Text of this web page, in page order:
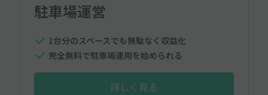
駐車場運営
1台分のスペースでも無駄なく収益化
完全無料で駐車場運用を始められる
詳しく見る